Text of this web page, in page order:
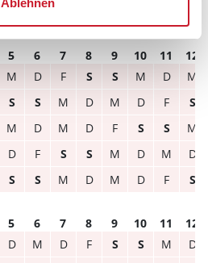
5 6 7 8 9 10 11
12
M D F S S M D
M
S S M D M D F
S
M D M D F S S
M
D F S S M D M
D
S S M D M D F S
5 6 7 8 9 10 11
12
D M D F S S M
D